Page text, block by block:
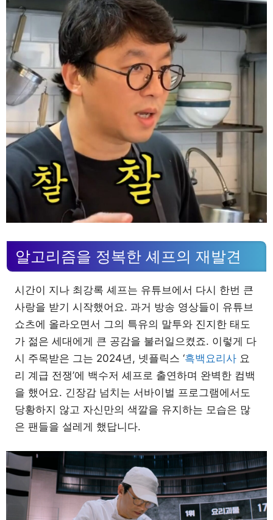
알고리즘을 정복한 셰프의 재발견
시간이 지나 최강록 셰프는 유튜브에서 다시 한번 큰
사랑을 받기 시작했어요. 과거 방송 영상들이 유튜브
쇼츠에 올라오면서 그의 특유의 말투와 진지한 태도
가 젊은 세대에게 큰 공감을 불러일으켰죠. 이렇게 다
시 주목받은 그는 2024년, 넷플릭스 ‘흑백요리사 요
리 계급 전쟁’에 백수저 셰프로 출연하며 완벽한 컴백
을 했어요. 긴장감 넘치는 서바이벌 프로그램에서도
당황하지 않고 자신만의 색깔을 유지하는 모습은 많
은 팬들을 설레게 했답니다.